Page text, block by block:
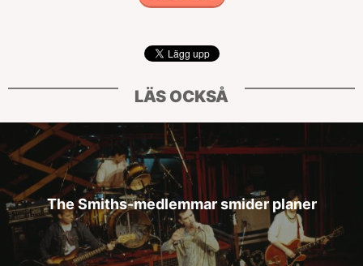
LÄS OCKSÅ
The Smiths-medlemmar smider planer